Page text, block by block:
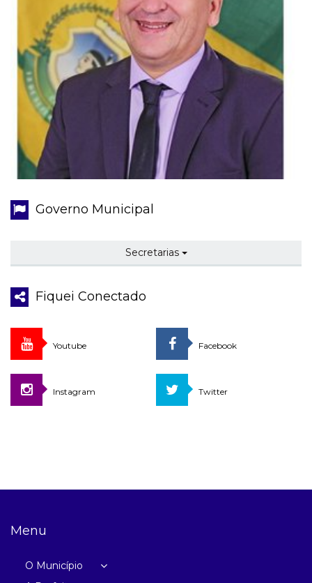
Governo Municipal
Secretarias
Fiquei Conectado
Youtube Facebook
Instagram Twitter
Menu
O Município